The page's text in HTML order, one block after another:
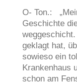
O- Ton.:
Geschichte
geklagt hat,
sowieso ein
Krankenhaus
schon am